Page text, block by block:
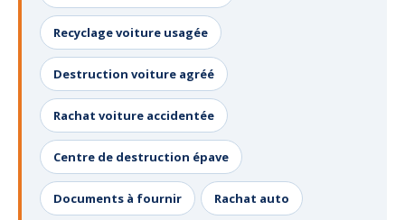
Recyclage voiture usagée
Destruction voiture agréé
Rachat voiture accidentée
Centre de destruction épave
Documents à fournir Rachat auto